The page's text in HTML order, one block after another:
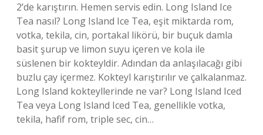
2’de karıştırın. Hemen servis edin. Long Island Ice
Tea nasıl? Long Island Ice Tea, eşit miktarda rom,
votka, tekila, cin, portakal likörü, bir buçuk damla
basit şurup ve limon suyu içeren ve kola ile
süslenen bir kokteyldir. Adından da anlaşılacağı gibi
buzlu çay içermez. Kokteyl karıştırılır ve çalkalanmaz.
Long Island kokteyllerinde ne var? Long Island Iced
Tea veya Long Island Iced Tea, genellikle votka,
tekila, hafif rom, triple sec, cin…